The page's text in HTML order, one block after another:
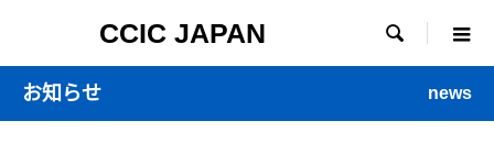
CCIC JAPAN 
お知らせ news